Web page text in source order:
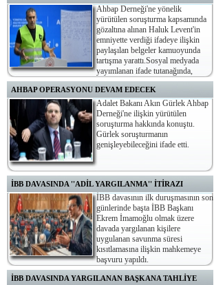
Ahbap Derneği'ne yönelik
yürütülen soruşturma kapsamında
gözaltına alınan Haluk Levent'in
emniyette verdiği ifadeye ilişkin
paylaşılan belgeler kamuoyunda
tartışma yarattı.Sosyal medyada
yayımlanan ifade tutanağında,
Haluk Levent'in bazı sorular karşısında "Bu konuda ifade
vermiyorum ve bundan sonraki sorulara susma hakkımı
kullanıyorum" dediği görülüyor.
AHBAP OPERASYONU DEVAM EDECEK
Adalet Bakanı Akın Gürlek Ahbap
Derneği'ne ilişkin yürütülen
soruşturma hakkında konuştu.
Gürlek soruşturmanın
genişleyebileceğini ifade etti.
İBB DAVASINDA ''ADİL YARGILANMA'' İTİRAZI
İBB davasının ilk duruşmasının son
günlerinde başta İBB Başkanı
Ekrem İmamoğlu olmak üzere
davada yargılanan kişilere
uygulanan savunma süresi
kısıtlamasına ilişkin mahkemeye
başvuru yapıldı.
İBB DAVASINDA YARGILANAN BAŞKANA TAHLİYE